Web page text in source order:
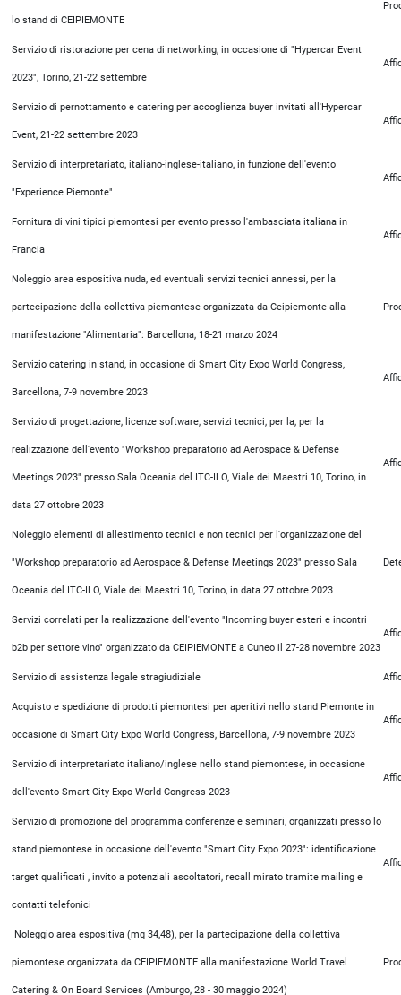
lo stand di CEIPIEMONTE
Servizio di ristorazione per cena di networking, in occasione di "Hypercar Event
2023", Torino, 21-22 settembre
Servizio di pernottamento e catering per accoglienza buyer invitati all'Hypercar
Event, 21-22 settembre 2023
Servizio di interpretariato, italiano-inglese-italiano, in funzione dell'evento
"Experience Piemonte"
Fornitura di vini tipici piemontesi per evento presso l'ambasciata italiana in
Francia
Noleggio area espositiva nuda, ed eventuali servizi tecnici annessi, per la
partecipazione della collettiva piemontese organizzata da Ceipiemonte alla
manifestazione "Alimentaria": Barcellona, 18-21 marzo 2024
Servizio catering in stand, in occasione di Smart City Expo World Congress,
Barcellona, 7-9 novembre 2023
Servizio di progettazione, licenze software, servizi tecnici, per la, per la
realizzazione dell'evento "Workshop preparatorio ad Aerospace & Defense
Meetings 2023" presso Sala Oceania del ITC-ILO, Viale dei Maestri 10, Torino, in
data 27 ottobre 2023
Noleggio elementi di allestimento tecnici e non tecnici per l'organizzazione del
"Workshop preparatorio ad Aerospace & Defense Meetings 2023" presso Sala
Oceania del ITC-ILO, Viale dei Maestri 10, Torino, in data 27 ottobre 2023
Servizi correlati per la realizzazione dell'evento "Incoming buyer esteri e incontri
b2b per settore vino" organizzato da CEIPIEMONTE a Cuneo il 27-28 novembre 2023
Servizio di assistenza legale stragiudiziale
Acquisto e spedizione di prodotti piemontesi per aperitivi nello stand Piemonte in
occasione di Smart City Expo World Congress, Barcellona, 7-9 novembre 2023
Servizio di interpretariato italiano/inglese nello stand piemontese, in occasione
dell'evento Smart City Expo World Congress 2023
Servizio di promozione del programma conferenze e seminari, organizzati presso lo
stand piemontese in occasione dell'evento "Smart City Expo 2023": identificazione
target qualificati , invito a potenziali ascoltatori, recall mirato tramite mailing e
contatti telefonici
Noleggio area espositiva (mq 34,48), per la partecipazione della collettiva
piemontese organizzata da CEIPIEMONTE alla manifestazione World Travel
Catering & On Board Services (Amburgo, 28 - 30 maggio 2024)